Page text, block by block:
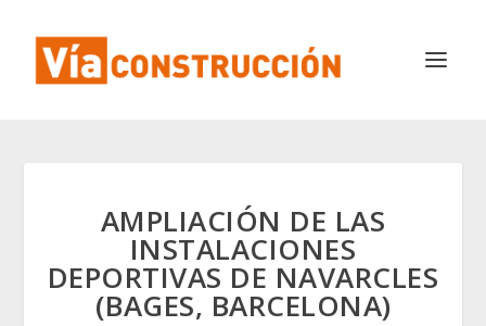
AMPLIACIÓN DE LAS
INSTALACIONES
DEPORTIVAS DE NAVARCLES
(BAGES, BARCELONA)